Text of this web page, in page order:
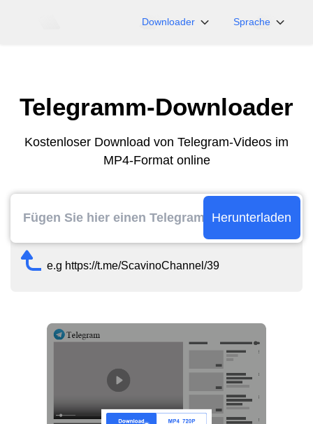
Downloader
iFunny
OnlyFans
Myfans
Sprache
Español
Português
Telegramm-Downloader
Kostenloser Download von Telegram-Videos im
MP4-Format online
Herunterladen
e.g https://t.me/ScavinoChannel/39